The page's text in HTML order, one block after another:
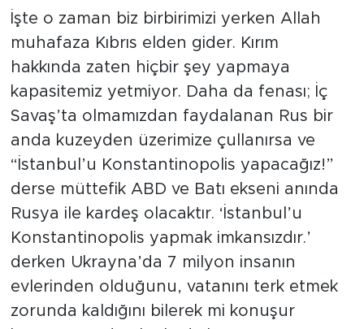
İşte o zaman biz birbirimizi yerken Allah
muhafaza Kıbrıs elden gider. Kırım
hakkında zaten hiçbir şey yapmaya
kapasitemiz yetmiyor. Daha da fenası; İç
Savaş’ta olmamızdan faydalanan Rus bir
anda kuzeyden üzerimize çullanırsa ve
“İstanbul’u Konstantinopolis yapacağız!”
derse müttefik ABD ve Batı ekseni anında
Rusya ile kardeş olacaktır. ‘İstanbul’u
Konstantinopolis yapmak imkansızdır.’
derken Ukrayna’da 7 milyon insanın
evlerinden olduğunu, vatanını terk etmek
zorunda kaldığını bilerek mi konuşur